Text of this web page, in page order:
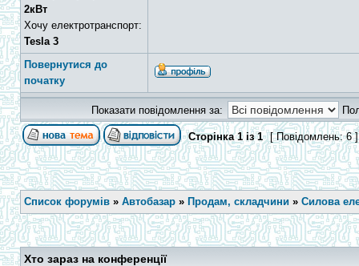
2кВт
Хочу електротранспорт:
Tesla 3
Повернутися до
початку
Показати повідомлення за:
Сторінка1із1 [ Повідомлень: 6
Список форумів » Автобазар » Продам, складчини » Силова
Хто зараз на конференції